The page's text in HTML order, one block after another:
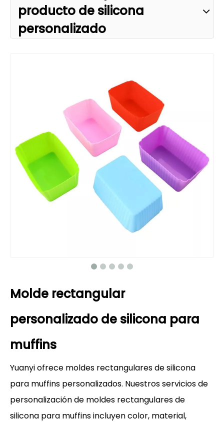
producto de silicona
personalizado
Molde rectangular
personalizado de silicona para
muffins
Yuanyi ofrece moldes rectangulares de silicona
para muffins personalizados. Nuestros servicios de
personalización de moldes rectangulares de
silicona para muffins incluyen color, material,